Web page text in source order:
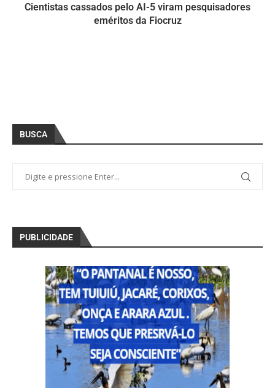
Cientistas cassados pelo AI-5 viram pesquisadores
eméritos da Fiocruz
BUSCA
PUBLICIDADE